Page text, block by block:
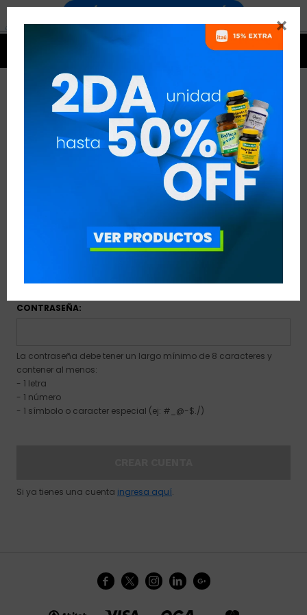

CREAR CUENTA
NOMBRE:
CORREO ELECTRÓNICO:
CONTRASEÑA:
La contraseña debe tener un largo mínimo de 8 caracteres y
contener al menos:
- 1 letra
- 1 número
- 1 símbolo o caracter especial (ej: #_@-$./)
Si ya tienes una cuenta ingresa aquí.
    